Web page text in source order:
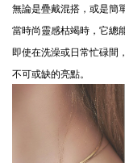
無論是疊戴混搭，或是簡
當時尚靈感枯竭時，它總
即使在洗澡或日常忙碌間
不可或缺的亮點。